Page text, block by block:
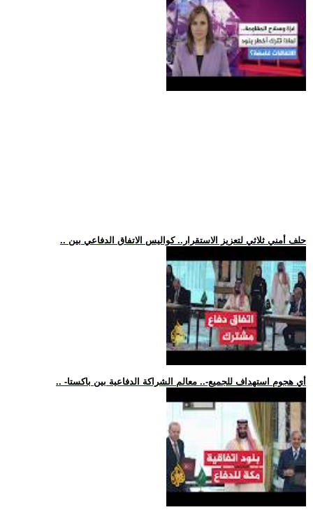
.. حلف أمني ثلاثي لتعزيز الاستقرار.. كواليس الاتفاق الدفاعي بين
.. -أي هجوم استهداف للجميع-.. معالم الشراكة الدفاعية بين باكستا